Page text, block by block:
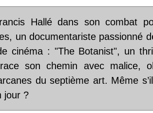
Hallé dans son combat
un documentariste passionné
cinéma : "The Botanist", un
son chemin avec malice,
du septième art. Même
jour ?